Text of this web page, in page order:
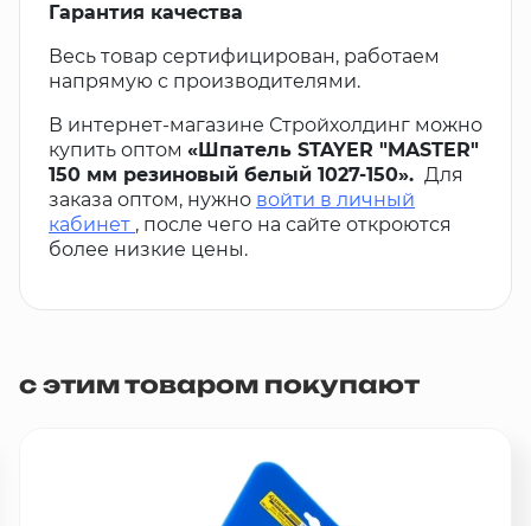
Гарантия качества
Весь товар сертифицирован, работаем
напрямую с производителями.
В интернет-магазине Стройхолдинг можно
купить оптом «Шпатель STAYER "MASTER"
150 мм резиновый белый 1027-150». Для
заказа оптом, нужно войти в личный
кабинет , после чего на сайте откроются
более низкие цены.
с этим товаром покупают